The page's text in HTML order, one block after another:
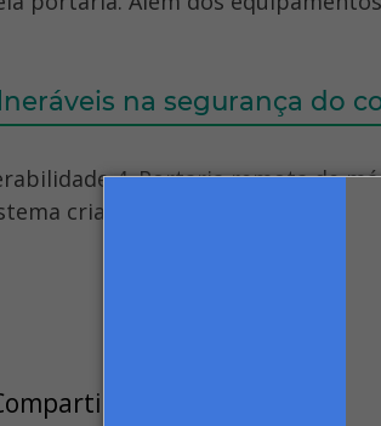
na segurança do
4. Portaria remota de
criado para aumentar a